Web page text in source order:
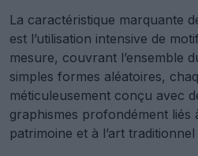
La caractéristique marquante
est l’utilisation intensive de
mesure, couvrant l’ensemble
simples formes aléatoires,
méticuleusement conçu avec
graphismes profondément liés
patrimoine et à l’art